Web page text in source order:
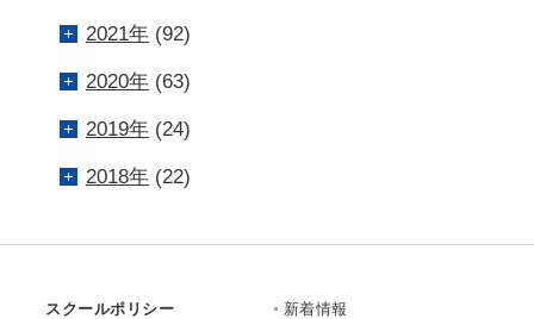
2021年(92)
2020年(63)
2019年(24)
2018年(22)
スクールポリシー 新着情報